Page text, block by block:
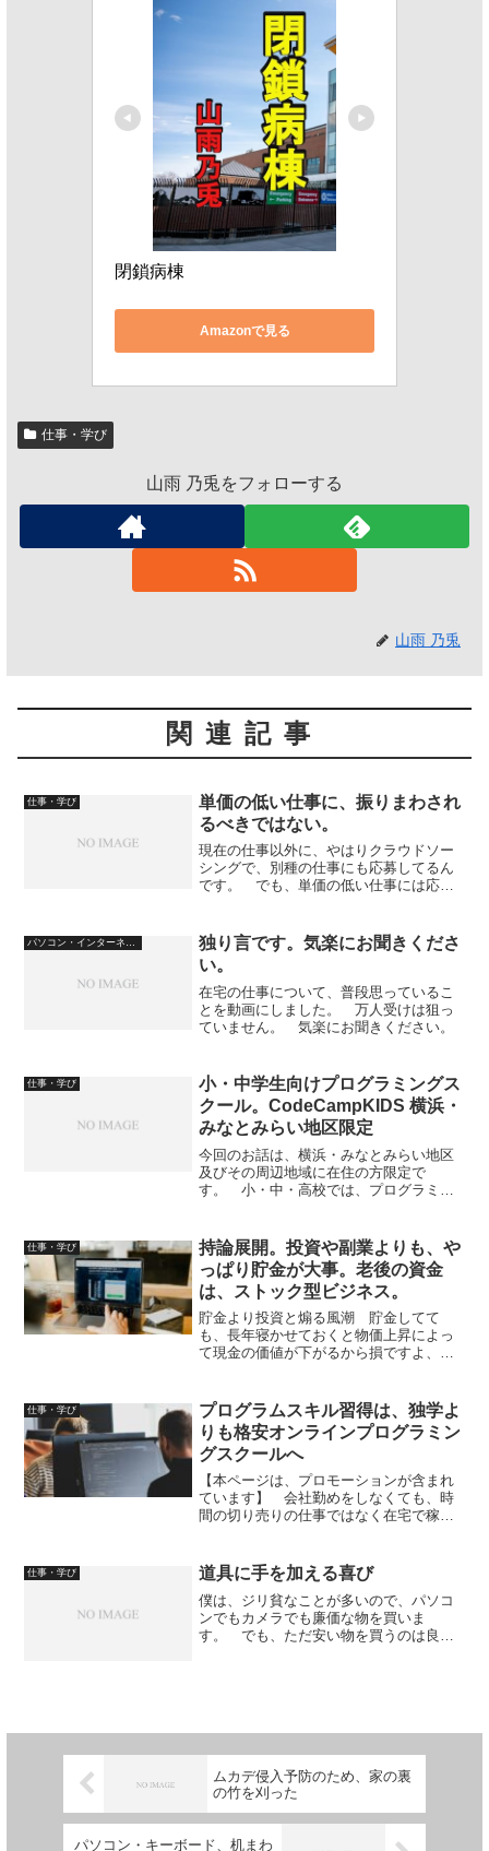
閉鎖病棟
Amazonで見る
仕事・学び
山雨 乃兎をフォローする
山雨 乃兎
関連記事
仕事・学び
単価の低い仕事に、振りまわされ
るべきではない。
現在の仕事以外に、やはりクラウドソー
シングで、別種の仕事にも応募してるん
です。 でも、単価の低い仕事には応募
のですが、テストライティングがある仕
事です。 本採用になれば...
パソコン・インターネット
独り言です。気楽にお聞きくださ
い。
在宅の仕事について、普段思っているこ
とを動画にしました。 万人受けは狙っ
ていません。 気楽にお聞きください。
仕事・学び
小・中学生向けプログラミングス
クール。CodeCampKIDS 横浜・
みなとみらい地区限定
今回のお話は、横浜・みなとみらい地区
及びその周辺地域に在住の方限定で
す。 小・中・高校では、プログラミン
プログラミング教育を必修科目として導
入することを指します。日本で...
仕事・学び
持論展開。投資や副業よりも、や
っぱり貯金が大事。老後の資金
は、ストック型ビジネス。
貯金より投資と煽る風潮 貯金してて
も、長年寝かせておくと物価上昇によっ
て現金の価値が下がるから損ですよ、と
う。 世の中には、貯金の少ない人が多
い。僕の場合は、経済破綻者だっ...
仕事・学び
プログラムスキル習得は、独学よ
りも格安オンラインプログラミン
グスクールへ
【本ページは、プロモーションが含まれ
ています】 会社勤めをしなくても、時
間の切り売りの仕事ではなく在宅で稼げ
は、資格かスキルが必要です。 高収入
の仕事、たとえば弁護士にな...
仕事・学び 道具に手を加える喜び
僕は、ジリ貧なことが多いので、パソコ
ンでもカメラでも廉価な物を買いま
す。 でも、ただ安い物を買うのは良く
ムカデ侵入予防のため、家の裏
の竹を刈った
パソコン・キーボード、机まわ